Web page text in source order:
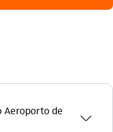
Aeroporto de
seta_baixo